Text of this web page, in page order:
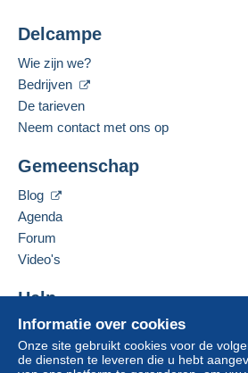
Informatie over cookies
Onze site gebruikt cookies voor de
de diensten te leveren die u hebt
Delcampe
Wie zijn we?
Bedrijven
De tarieven
Neem contact met ons op
Gemeenschap
Blog
Agenda
Forum
Video's
Help
Hulpcentrum
Kopen op Delcampe
Verkopen op Delcampe